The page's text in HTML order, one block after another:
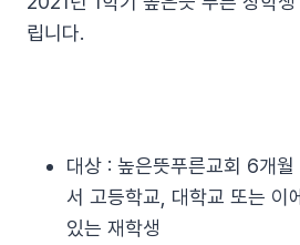
립니다.
대상 : 높은뜻푸른교회 6개
서 고등학교, 대학교 또는 이
있는 재학생